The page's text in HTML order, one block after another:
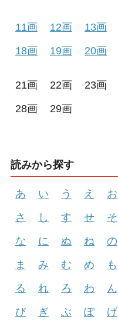
11画 12画 13画
18画
19画 20画
21画 22画 23画
28画
29画
読みから探す
あ い う え お
さ
し す せ そ
な
に ぬ ね の
ま
み む め も
る
れ ろ わ ん
び
ぎ ぶ ぽ げ